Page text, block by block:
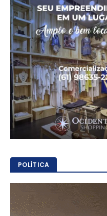
POLÍTICA